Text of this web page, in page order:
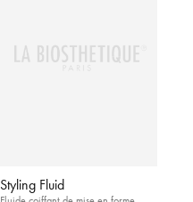
Styling Fluid